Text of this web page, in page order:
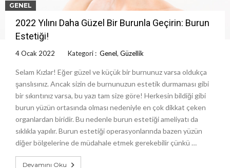
GENEL
2022 Yılını Daha Güzel Bir Burunla Geçirin: Burun
Estetiği!
4 Ocak 2022 Kategori : Genel, Güzellik
Selam Kızlar! Eğer güzel ve küçük bir burnunuz varsa oldukça
şanslısınız. Ancak sizin de burnunuzun estetik durmaması gibi
bir sıkıntınız varsa, bu yazı tam size göre! Herkesin bildiği gibi
burun yüzün ortasında olması nedeniyle en çok dikkat çeken
organlardan biridir. Bu nedenle burun estetiği ameliyatı da
sıklıkla yapılır. Burun estetiği operasyonlarında bazen yüzün
diğer bölgelerine de müdahale etmek gerekebilir çünkü …
Devamını Oku